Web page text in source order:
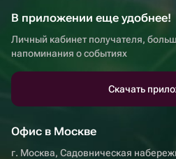
В приложении еще удобнее!
Личный кабинет получателя,
напоминания о событиях
Скачать
Офис в Москве
г. Москва, Садовническая